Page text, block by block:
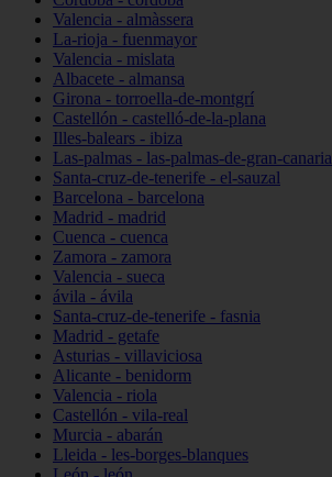
Valencia - almàssera
La-rioja - fuenmayor
Valencia - mislata
Albacete - almansa
Girona - torroella-de-montgrí
Castellón - castelló-de-la-plana
Illes-balears - ibiza
Las-palmas - las-palmas-de-gran-canaria
Santa-cruz-de-tenerife - el-sauzal
Barcelona - barcelona
Madrid - madrid
Cuenca - cuenca
Zamora - zamora
Valencia - sueca
ávila - ávila
Santa-cruz-de-tenerife - fasnia
Madrid - getafe
Asturias - villaviciosa
Alicante - benidorm
Valencia - riola
Castellón - vila-real
Murcia - abarán
Lleida - les-borges-blanques